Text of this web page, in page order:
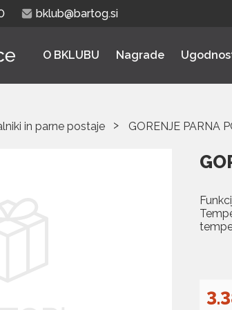
bklub@bartog.si
O BKLUBU Nagrade
in parne postaje GORENJE PARNA